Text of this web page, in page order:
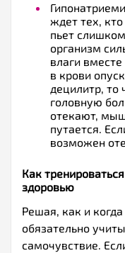
ждет тех,
пьет
организм
влаги
в крови
децилитр, то
головную
отекают,
путается.
возможен
Как
здоровью
Решая, как и
обязательно
самочувствие.